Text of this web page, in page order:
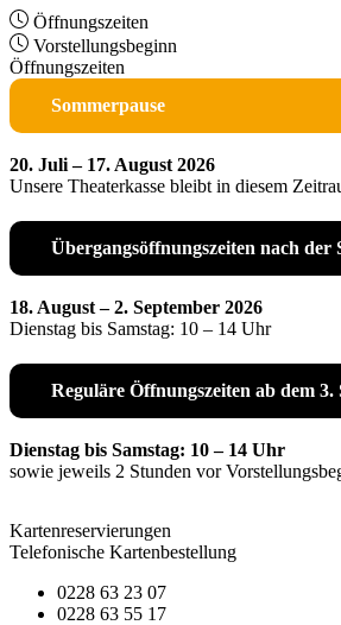
Öffnungszeiten
Vorstellungsbeginn
Öffnungszeiten
Sommerpause
20. Juli – 17. August 2026
Unsere Theaterkasse bleibt in diesem
Übergangsöffnungszeiten nach der
18. August – 2. September 2026
Dienstag bis Samstag: 10 – 14 Uhr
Reguläre Öffnungszeiten ab dem 3.
Dienstag bis Samstag: 10 – 14 Uhr
sowie jeweils 2 Stunden vor
Kartenreservierungen
Telefonische Kartenbestellung
0228 63 23 07
0228 63 55 17